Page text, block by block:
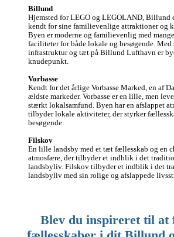
Billund
Hjemsted for LEGO og LEGOLAND, Billund
kendt for sine familievenlige attraktioner og
Byen er moderne og familievenlig med
faciliteter for både lokale og besøgende.
infrastruktur og tæt på Billund Lufthavn er
knudepunkt.
Vorbasse
Kendt for det årlige Vorbasse Marked, en af
ældste markeder. Vorbasse er en lille, men
stærkt lokalsamfund. Byen har en afslappet
tilbyder lokale aktiviteter, der styrker
besøgende.
Filskov
En lille landsby med et tæt fællesskab og en
atmosfære, der tilbyder et indblik i det
landsbyliv. Filskov tilbyder et indblik i det
landsbyliv med sin rolige og afslappede
Blev du inspireret til at